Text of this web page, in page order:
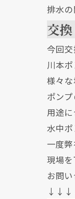
排水
交
今回
川本
様々
ポン
用途
水中
一度弊
現場
お問